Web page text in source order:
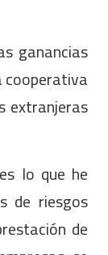
ganancias
cooperativa
extranjeras
lo que he
de riesgos
de